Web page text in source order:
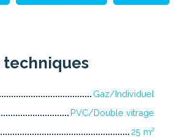
techniques
Gaz/Individuel
PVC/Double vitrage
25 m²